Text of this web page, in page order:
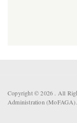
Copyright © 2026 . All
Administration (MoFAGA).